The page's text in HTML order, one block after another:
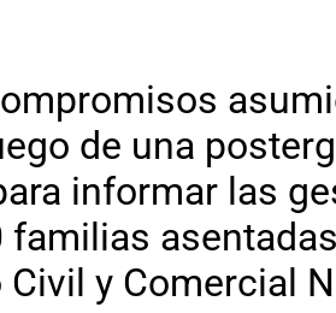
de una
informar las
familias
y Comercial